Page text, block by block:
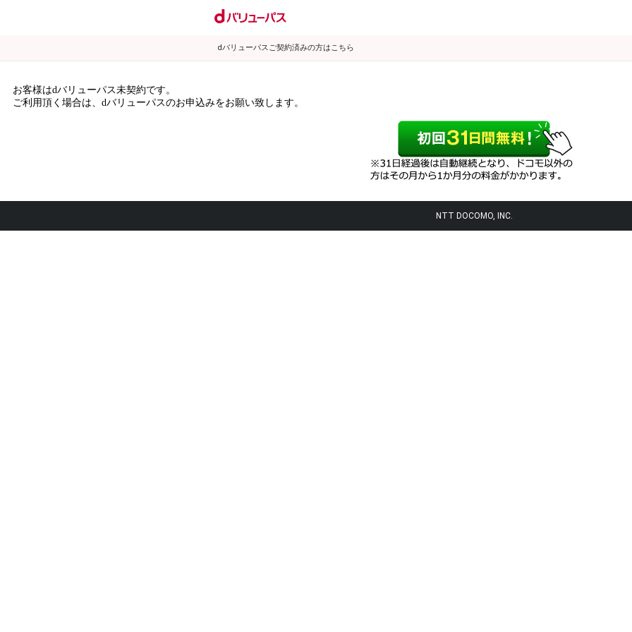
dバリューパスご契約済みの方はこちら
お客様はdバリューパス未契約です。
ご利用頂く場合は、dバリューパスのお申込みをお願い致します。
NTT DOCOMO, INC.